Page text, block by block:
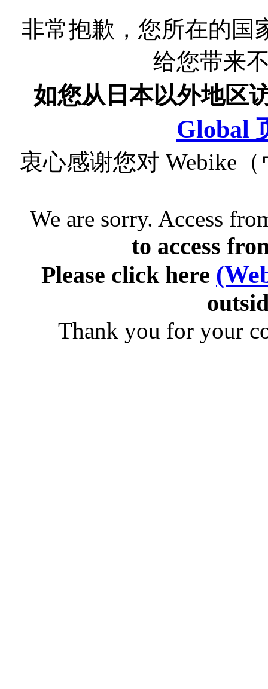
非常抱歉，您所在的国
给您带来
如您从日本以外地区
Global
衷心感谢您对 Webike
We are sorry. Access
to access
Please click here
Thank you for your